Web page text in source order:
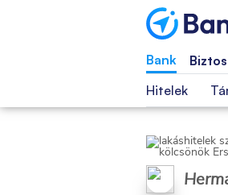
Bank
Hitelek